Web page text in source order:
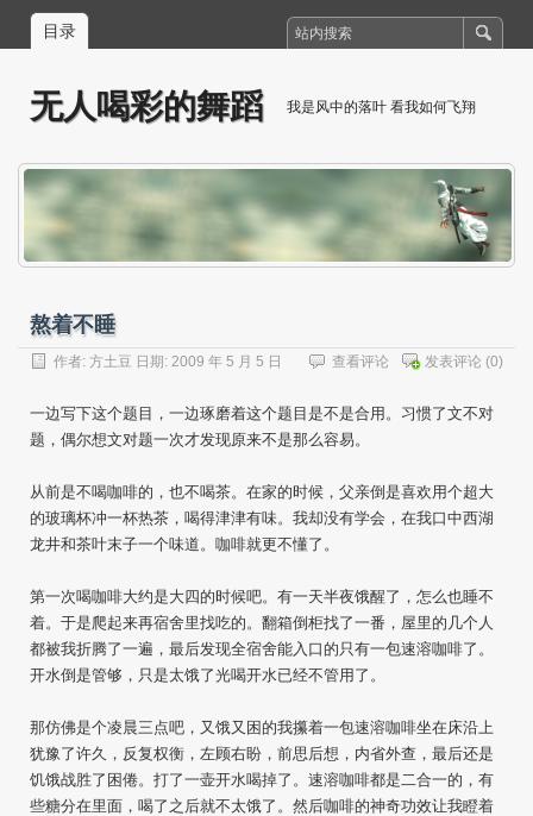
目录
无人喝彩的舞蹈 我是风中的落叶 看我如何飞翔
熬着不睡
作者: 方土豆 日期: 2009 年 5 月 5 日 发表评论 (0)
查看评论
一边写下这个题目，一边琢磨着这个题目是不是合用。习惯了文不对
题，偶尔想文对题一次才发现原来不是那么容易。
从前是不喝咖啡的，也不喝茶。在家的时候，父亲倒是喜欢用个超大
的玻璃杯冲一杯热茶，喝得津津有味。我却没有学会，在我口中西湖
龙井和茶叶末子一个味道。咖啡就更不懂了。
第一次喝咖啡大约是大四的时候吧。有一天半夜饿醒了，怎么也睡不
着。于是爬起来再宿舍里找吃的。翻箱倒柜找了一番，屋里的几个人
都被我折腾了一遍，最后发现全宿舍能入口的只有一包速溶咖啡了。
开水倒是管够，只是太饿了光喝开水已经不管用了。
那仿佛是个凌晨三点吧，又饿又困的我攥着一包速溶咖啡坐在床沿上
犹豫了许久，反复权衡，左顾右盼，前思后想，内省外查，最后还是
饥饿战胜了困倦。打了一壶开水喝掉了。速溶咖啡都是二合一的，有
些糖分在里面，喝了之后就不太饿了。然后咖啡的神奇功效让我瞪着